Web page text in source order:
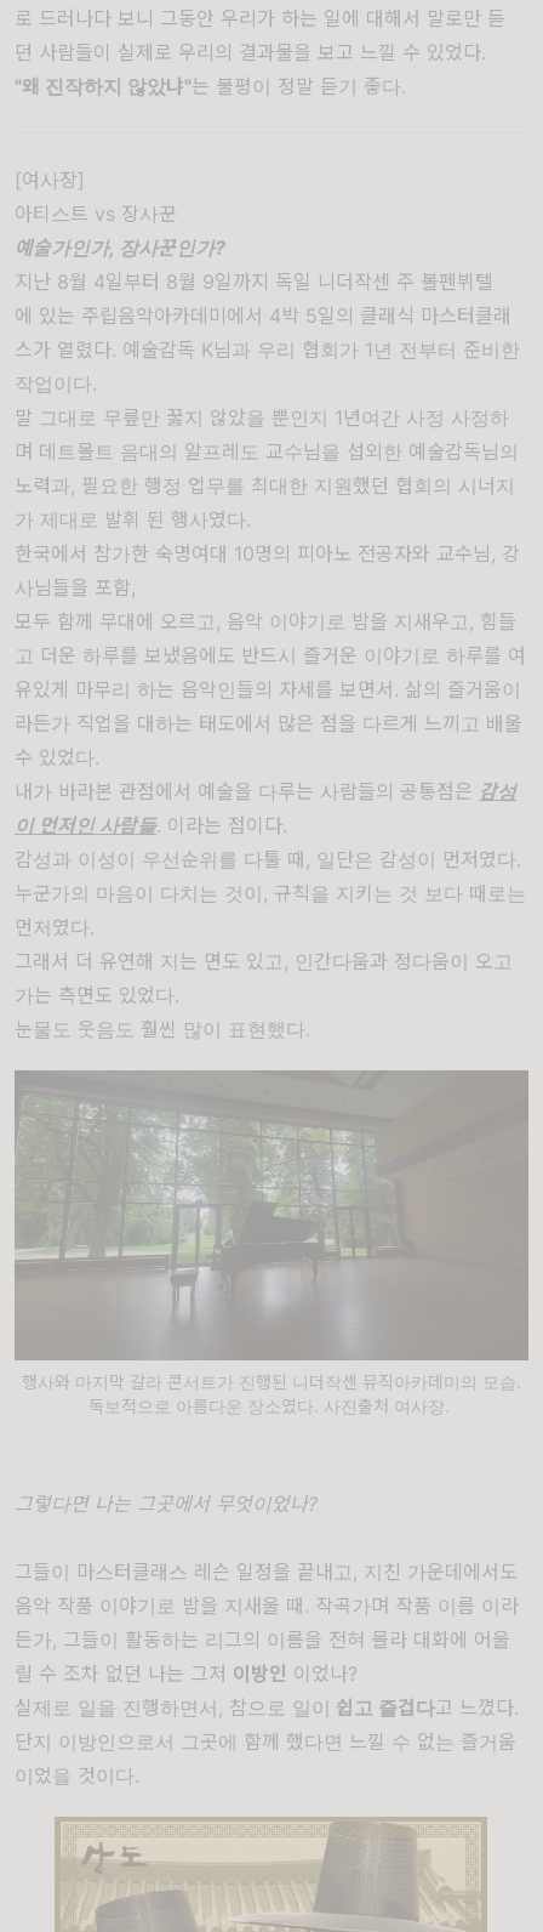
로 드러나다 보니 그동안 우리가 하는 일에 대해서 말로만 듣
던 사람들이 실제로 우리의 결과물을 보고 느낄 수 있었다.
"왜 진작하지 않았냐"는 불평이 정말 듣기 좋다.
[여사장]
아티스트 vs 장사꾼
예술가인가, 장사꾼인가?
지난 8월 4일부터 8월 9일까지 독일 니더작센 주 볼펜뷔텔
에 있는 주립음악아카데미에서 4박 5일의 클래식 마스터클래
스가 열렸다. 예술감독 K님과 우리 협회가 1년 전부터 준비한
작업이다.
말 그대로 무릎만 꿇지 않았을 뿐인지 1년여간 사정 사정하
며 데트몰트 음대의 알프레도 교수님을 섭외한 예술감독님의
노력과, 필요한 행정 업무를 최대한 지원했던 협회의 시너지
가 제대로 발휘 된 행사였다.
한국에서 참가한 숙명여대 10명의 피아노 전공자와 교수님, 강
사님들을 포함,
모두 함께 무대에 오르고, 음악 이야기로 밤을 지새우고, 힘들
고 더운 하루를 보냈음에도 반드시 즐거운 이야기로 하루를 여
유있게
마무리 하는 음악인들의 자세를 보면서. 삶의 즐거움이
라든가 직업을 대하는 태도에서 많은 점을 다르게 느끼고 배울
수 있었다.
내가 바라본 관점에서 예술을 다루는 사람들의 공통점은 감성
이 먼저인 사람들. 이라는 점이다.
감성과 이성이 우선순위를 다툴 때, 일단은 감성이 먼저였다.
누군가의 마음이 다치는 것이, 규칙을 지키는 것 보다 때로는
먼저였다.
그래서 더 유연해 지는 면도 있고, 인간다움과 정다움이 오고
가는 측면도 있었다.
눈물도 웃음도 훨씬 많이 표현했다.
행사와 마지막 갈라 콘서트가 진행된 니더작센 뮤직아카데미의 모습.
독보적으로 아름다운 장소였다. 사진출처 여사장.
그렇다면 나는 그곳에서 무엇이었나?
그들이 마스터클래스 레슨 일정을 끝내고, 지친 가운데에서도
음악 작품 이야기로 밤을 지새울 때. 작곡가며 작품 이름 이라
든가, 그들이 활동하는 리그의 이름을 전혀 몰라 대화에 어울
릴 수 조차 없던 나는 그저 이방인 이었나?
실제로 일을 진행하면서, 참으로 일이 쉽고 즐겁다고 느꼈다.
단지 이방인으로서 그곳에 함께 했다면 느낄 수 없는 즐거움
이었을 것이다.